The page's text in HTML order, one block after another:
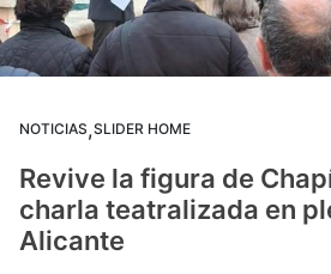
NOTICIAS,SLIDER HOME
Revive la figura de
charla teatralizada en
Alicante